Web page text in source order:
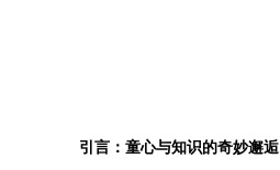
引言：童心与知识的奇妙邂逅